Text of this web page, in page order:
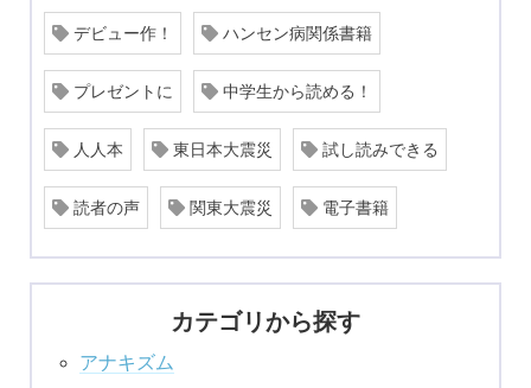
デビュー作！ ハンセン病関係書籍
プレゼントに 中学生から読める！
人人本 東日本大震災 試し読みできる
読者の声 関東大震災 電子書籍
カテゴリから探す
アナキズム